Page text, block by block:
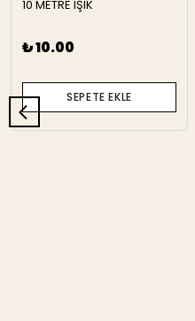
10 METRE IŞIK
₺ 10.00
SEPETE EKLE